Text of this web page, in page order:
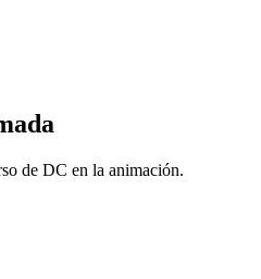
de DC en la animación.